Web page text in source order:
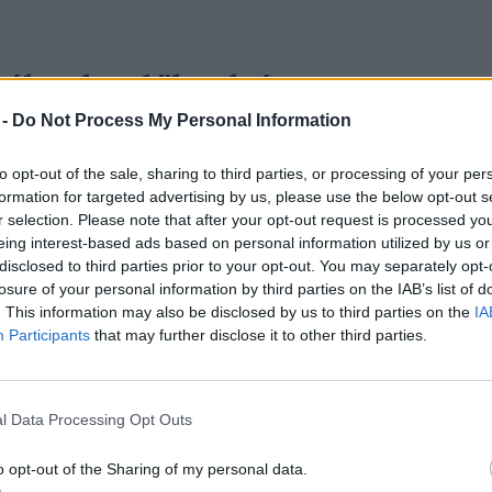
Do Not Process My Personal Information
opt-out of the sale, sharing to third parties, or processing of your
for targeted advertising by us, please use the below opt-out
selection. Please note that after your opt-out request is processed
interest-based ads based on personal information utilized by us
to third parties prior to your opt-out. You may separately
of your personal information by third parties on the IAB’s list of
This information may also be disclosed by us to third parties on the
Participants that may further disclose it to other third parties.
Data Processing Opt Outs
opt-out of the Sharing of my personal data.
kezdőknek és
ismegközelíthetjük: indulhatunk
és Visegrádról is.
egy óra alatt érjük el a
túrázóknak legcélszerűbb
a piros háromszög jelzést követve, egy
el a Prédikálószékhez. Bár nem ez a
itt a legkisebb a szintemelkedés (209 m).